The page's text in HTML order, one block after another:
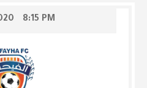
8:15 PM